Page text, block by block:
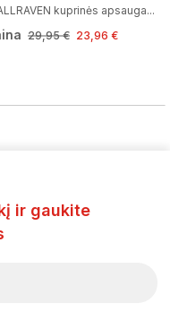
kuprinės apsauga...
29,95 € 23,96 €
ir gaukite